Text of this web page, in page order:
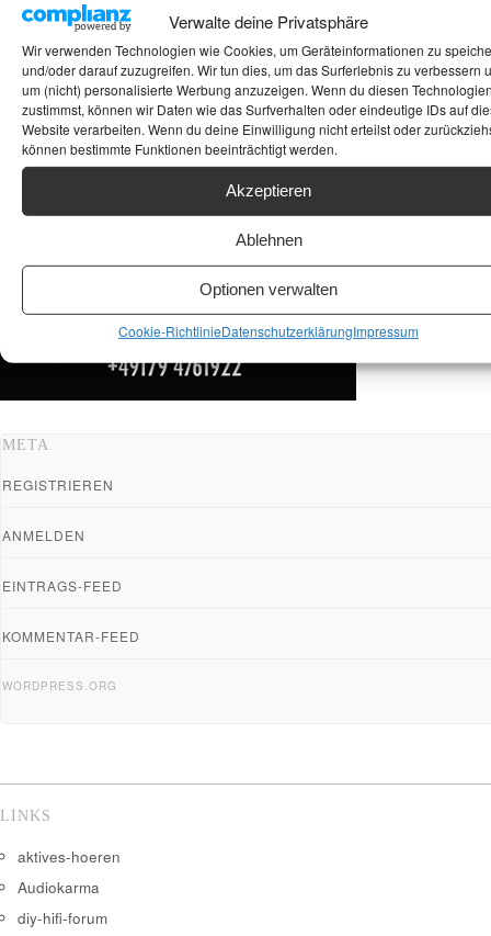
Verwalte deine Privatsphäre
Wir verwenden Technologien wie Cookies, um Geräteinformationen zu
und/oder darauf zuzugreifen. Wir tun dies, um das Surferlebnis zu verbessern
um (nicht) personalisierte Werbung anzuzeigen. Wenn du diesen
zustimmst, können wir Daten wie das Surfverhalten oder eindeutige IDs auf
Website verarbeiten. Wenn du deine Einwilligung nicht erteilst oder
können bestimmte Funktionen beeinträchtigt werden.
Akzeptieren
Ablehnen
Optionen verwalten
Cookie-RichtlinieDatenschutzerklärungImpressum
ANKAUF HIFI & HIGH GERÄTE: +491794761922
META
REGISTRIEREN
ANMELDEN
EINTRAGS-FEED
KOMMENTAR-FEED
WORDPRESS.ORG
LINKS
aktives-hoeren
Audiokarma
diy-hifi-forum